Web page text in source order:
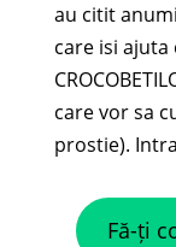
au citit
care isi
care vor sa
prostie).
Fă-ți